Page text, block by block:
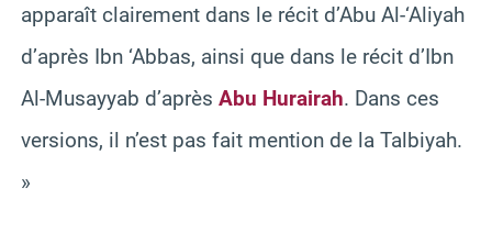
apparaît clairement dans le récit d’Abu Al-‘Aliyah
d’après Ibn ‘Abbas, ainsi que dans le récit d’Ibn
Al-Musayyab d’après Abu Hurairah. Dans ces
versions, il n’est pas fait mention de la Talbiyah.
»